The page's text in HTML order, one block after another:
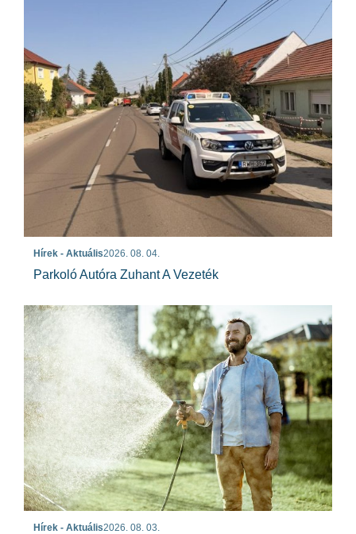
Hírek - Aktuális2026. 08. 04.
Parkoló Autóra Zuhant A Vezeték
Hírek - Aktuális2026. 08. 03.